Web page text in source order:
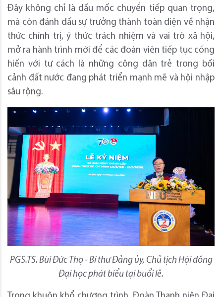
Đây không chỉ là dấu mốc chuyển tiếp quan trọng,
mà còn đánh dấu sự trưởng thành toàn diện về nhận
thức chính trị, ý thức trách nhiệm và vai trò xã hội,
mở ra hành trình mới để các đoàn viên tiếp tục cống
hiến với tư cách là những công dân trẻ trong bối
cảnh đất nước đang phát triển mạnh mẽ và hội nhập
sâu rộng.
PGS.TS. Bùi Đức Thọ - Bí thư Đảng ủy, Chủ tịch Hội đồng
Đại học phát biểu tại buổi lễ.